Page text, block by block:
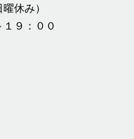
休み）
９：００